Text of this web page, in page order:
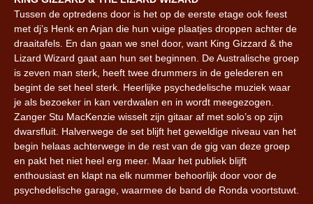
Tussen de optredens door is het op de eerste etage ook feest
met dj’s Henk en Arjan die hun vuige plaatjes droppen achter de
draaitafels. En dan gaan we snel door, want King Gizzard & the
Lizard Wizard gaat aan hun set beginnen. De Australische groep
is zeven man sterk, heeft twee drummers in de gelederen en
begint de set heel sterk. Heerlijke psychedelische muziek waar
je als bezoeker in kan verdwalen en in wordt meegezogen.
Zanger Stu MacKenzie wisselt zijn gitaar af met solo’s op zijn
dwarsfluit. Halverwege de set blijft het geweldige niveau van het
begin helaas achterwege in de rest van de gig van deze groep
en pakt het niet heel erg meer. Maar het publiek blijft
enthousiast en klapt na elk nummer behoorlijk door voor de
psychedelische garage, waarmee de band de Ronda voortstuwt.